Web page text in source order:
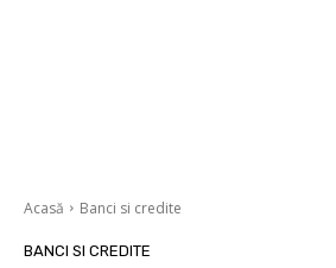
Acasă Banci si credite
BANCI SI CREDITE